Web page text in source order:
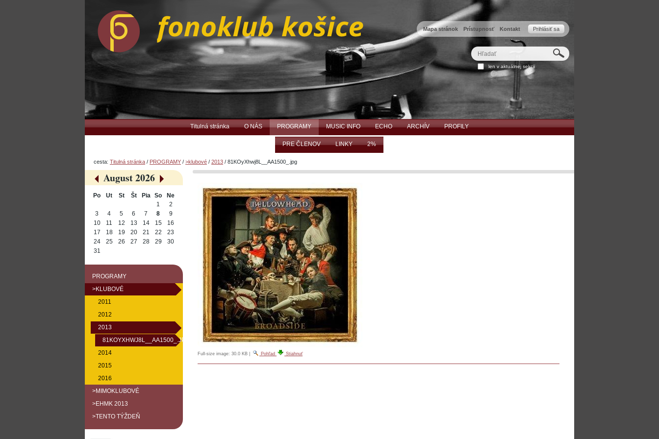
obsah.
navigáciu
Prihlásiť sa
Mapa stránok Prístupnosť Kontakt
Hľadať
len v aktuálnej sekcii
Rozšírené
vyhľadávanie...
Titulná stránka O NÁS PROGRAMY MUSIC INFO ECHO ARCHÍV PROFILY
PRE ČLENOV LINKY 2%
cesta: Titulná stránka / PROGRAMY / >klubové / 2013 / 81KOyXhwj8L__AA1500_.jpg
Full-size image: 30.0 KB Pohľad Stiahnuť
«
August 2026
»
Po Ut St Št Pia So
Ne
1
2
3
4 5 6 7 8
9
10
11 12 13 14 15
16
17
18 19 20 21 22
23
24
25 26 27 28 29
30
31
PROGRAMY
>KLUBOVÉ
2011
2012
2013
81KOYXHWJ8L__AA1500_.JPG
2014
2015
2016
>MIMOKLUBOVÉ
>EHMK 2013
>TENTO TÝŽDEŇ